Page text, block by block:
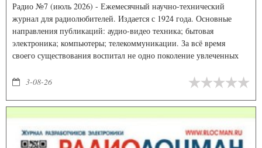
Радио №7 (июль 2026) - Ежемесячный научно-технический
журнал для радиолюбителей. Издается с 1924 года. Основные
направления публикаций: аудио-видео техника; бытовая
электроника; компьютеры; телекоммуникации. За всё время
своего существования воспитал не одно поколение увлеченных
авторитетным в области радиоэлектроники.
3-08-26